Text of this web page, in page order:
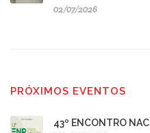
02/07/2026
PRÓXIMOS EVENTOS
43º ENCONTRO